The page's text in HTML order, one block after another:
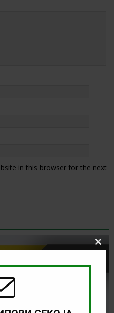
in this browser for the next
Close